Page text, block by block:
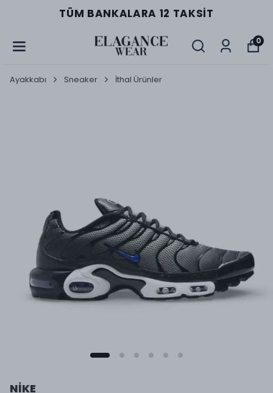
TÜM BANKALARA 12 TAKSIT
0
Ayakkabı Sneaker İthal Ürünler
NİKE